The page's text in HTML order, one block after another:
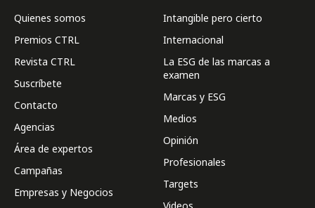
Quienes somos
Premios CTRL
Revista CTRL
Suscríbete
Contacto
Agencias
Área de expertos
Campañas
Empresas y Negocios
Intangible pero cierto
Internacional
La ESG de las marcas a
examen
Marcas y ESG
Medios
Opinión
Profesionales
Targets